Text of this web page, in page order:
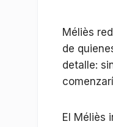
Méliès
de
detalle:
El Méliès